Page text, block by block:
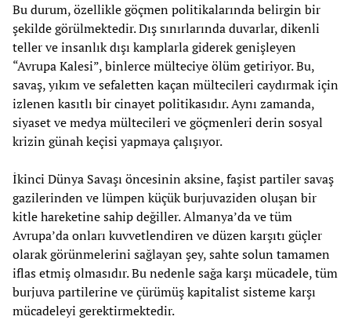
Bu durum, özellikle göçmen politikalarında belirgin bir
şekilde görülmektedir. Dış sınırlarında duvarlar, dikenli
teller ve insanlık dışı kamplarla giderek genişleyen
“Avrupa Kalesi”, binlerce mülteciye ölüm getiriyor. Bu,
savaş, yıkım ve sefaletten kaçan mültecileri caydırmak için
izlenen kasıtlı bir cinayet politikasıdır. Aynı zamanda,
siyaset ve medya mültecileri ve göçmenleri derin sosyal
krizin günah keçisi yapmaya çalışıyor.
İkinci Dünya Savaşı öncesinin aksine, faşist partiler savaş
gazilerinden ve lümpen küçük burjuvaziden oluşan bir
kitle hareketine sahip değiller. Almanya’da ve tüm
Avrupa’da onları kuvvetlendiren ve düzen karşıtı güçler
olarak görünmelerini sağlayan şey, sahte solun tamamen
iflas etmiş olmasıdır. Bu nedenle sağa karşı mücadele, tüm
burjuva partilerine ve çürümüş kapitalist sisteme karşı
mücadeleyi gerektirmektedir.